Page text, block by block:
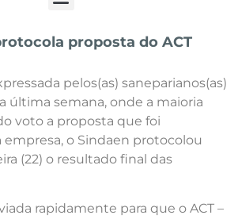
proposta do ACT
pelos(as) saneparianos(as)
última semana, onde a maioria
voto a proposta que foi
empresa, o Sindaen protocolou
(22) o resultado final das
rapidamente para que o ACT –